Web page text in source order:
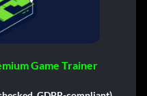
Game Trainer